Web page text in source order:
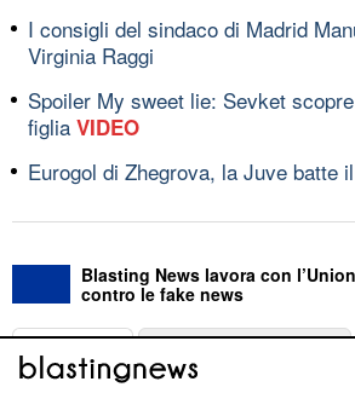
I consigli del sindaco di Madrid
Virginia Raggi
Spoiler My sweet lie: Sevket
figlia VIDEO
Eurogol di Zhegrova, la Juve batte
Blasting News lavora con
contro le fake news
ABOUT